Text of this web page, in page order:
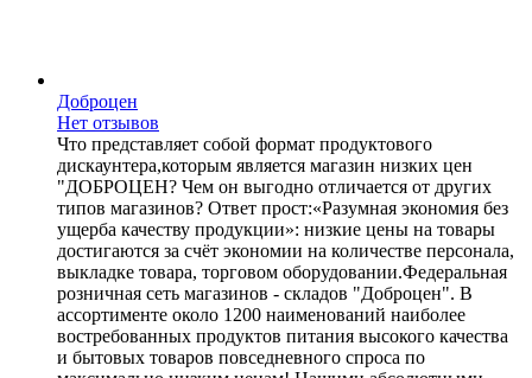
Доброцен
Нет отзывов
Что представляет собой формат продуктового
дискаунтера,которым является магазин низких цен
"ДОБРОЦЕН? Чем он выгодно отличается от других
типов магазинов? Ответ прост:«Разумная экономия без
ущерба качеству продукции»: низкие цены на товары
достигаются за счёт экономии на количестве персонала,
выкладке товара, торговом оборудовании.Федеральная
розничная сеть магазинов - складов "Доброцен". В
ассортименте около 1200 наименований наиболее
востребованных продуктов питания высокого качества
и бытовых товаров повседневного спроса по